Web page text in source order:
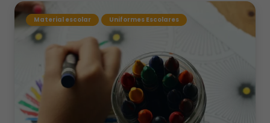
Material escolar Uniformes Escolares